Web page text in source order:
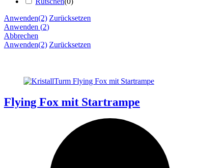
Anwenden(2) Zurücksetzen
Anwenden (2)
Abbrechen
Anwenden(2) Zurücksetzen
Flying Fox mit Startrampe